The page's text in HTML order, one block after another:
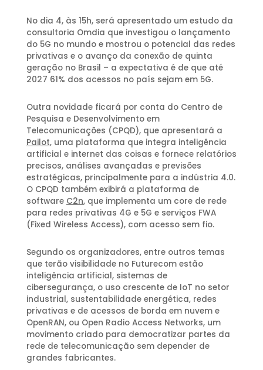
No dia 4, às 15h, será apresentado um estudo da
consultoria Omdia que investigou o lançamento
do 5G no mundo e mostrou o potencial das redes
privativas e o avanço da conexão de quinta
geração no Brasil – a expectativa é de que até
2027 61% dos acessos no país sejam em 5G.
Outra novidade ficará por conta do Centro de
Pesquisa e Desenvolvimento em
Telecomunicações (CPQD), que apresentará a
Pailot, uma plataforma que integra inteligência
artificial e internet das coisas e fornece relatórios
precisos, análises avançadas e previsões
estratégicas, principalmente para a indústria 4.0.
O CPQD também exibirá a plataforma de
software C2n, que implementa um core de rede
para redes privativas 4G e 5G e serviços FWA
(Fixed Wireless Access), com acesso sem fio.
Segundo os organizadores, entre outros temas
que terão visibilidade no Futurecom estão
inteligência artificial, sistemas de
cibersegurança, o uso crescente de IoT no setor
industrial, sustentabilidade energética, redes
privativas e de acessos de borda em nuvem e
OpenRAN, ou Open Radio Access Networks, um
movimento criado para democratizar partes da
rede de telecomunicação sem depender de
grandes fabricantes.